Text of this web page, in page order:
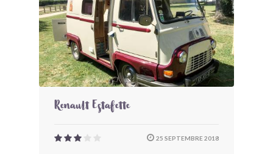
Renault Estafette
25 SEPTEMBRE 2018